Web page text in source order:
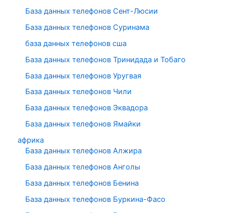
База данных телефонов Сент-Люсии
База данных телефонов Суринама
база данных телефонов сша
База данных телефонов Тринидада и Тобаго
База данных телефонов Уругвая
База данных телефонов Чили
База данных телефонов Эквадора
База данных телефонов Ямайки
африка
База данных телефонов Алжира
База данных телефонов Анголы
База данных телефонов Бенина
База данных телефонов Буркина-Фасо